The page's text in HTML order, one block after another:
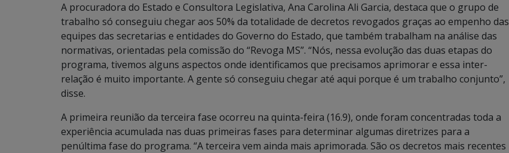
A procuradora do Estado e Consultora Legislativa, Ana Carolina Ali Garcia, destaca que o grupo de
trabalho só conseguiu chegar aos 50% da totalidade de decretos revogados graças ao empenho das
equipes das secretarias e entidades do Governo do Estado, que também trabalham na análise das
normativas, orientadas pela comissão do “Revoga MS”. “Nós, nessa evolução das duas etapas do
programa, tivemos alguns aspectos onde identificamos que precisamos aprimorar e essa inter-
relação é muito importante. A gente só conseguiu chegar até aqui porque é um trabalho conjunto”,
disse.
A primeira reunião da terceira fase ocorreu na quinta-feira (16.9), onde foram concentradas toda a
experiência acumulada nas duas primeiras fases para determinar algumas diretrizes para a
penúltima fase do programa. “A terceira vem ainda mais aprimorada. São os decretos mais recentes